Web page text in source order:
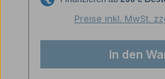
Preise inkl. MwSt.
In den